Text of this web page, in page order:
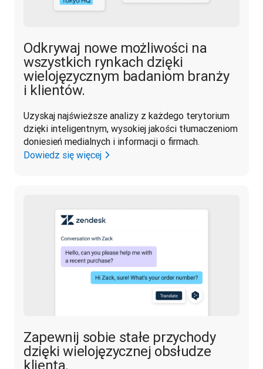
Odkrywaj nowe możliwości na
wszystkich rynkach dzięki
wielojęzycznym badaniom branży
i klientów.
Uzyskaj najświeższe analizy z każdego terytorium
dzięki inteligentnym, wysokiej jakości tłumaczeniom
doniesień medialnych i informacji o firmach.
Dowiedz się więcej
Zapewnij sobie stałe przychody
dzięki wielojęzycznej obsłudze
klienta.